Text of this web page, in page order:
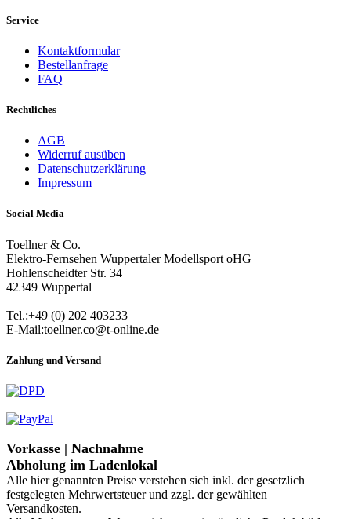
Service
Kontaktformular
Bestellanfrage
FAQ
Rechtliches
AGB
Widerruf ausüben
Datenschutzerklärung
Impressum
Social Media
Toellner & Co.
Elektro-Fernsehen Wuppertaler Modellsport oHG
Hohlenscheidter Str. 34
42349 Wuppertal
Tel.:+49 (0) 202 403233
E-Mail:toellner.co@t-online.de
Zahlung und Versand
Vorkasse | Nachnahme
Abholung im Ladenlokal
Alle hier genannten Preise verstehen sich inkl. der gesetzlich
festgelegten Mehrwertsteuer und zzgl. der gewählten
Versandkosten.